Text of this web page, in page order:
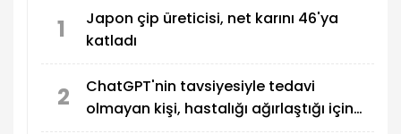
1
Japon çip üreticisi, net karını 46'ya
katladı
2
ChatGPT'nin tavsiyesiyle tedavi
olmayan kişi, hastalığı ağırlaştığı için